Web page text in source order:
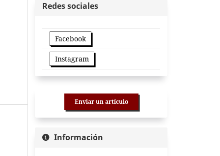
Redes sociales
Facebook
Instagram
Enviar un artículo
Información